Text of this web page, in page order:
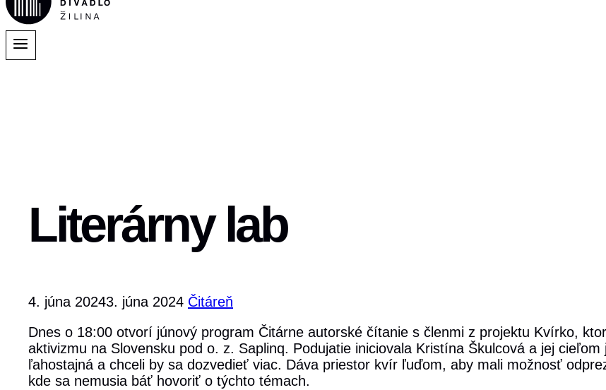
Literárny lab
4. júna 20243. júna 2024 Čitáreň
Dnes o 18:00 otvorí júnový program Čitárne autorské čítanie s členmi z projektu Kvírko,
aktivizmu na Slovensku pod o. z. Saplinq. Podujatie iniciovala Kristína Škulcová a jej
ľahostajná a chceli by sa dozvedieť viac. Dáva priestor kvír ľuďom, aby mali možnosť
kde sa nemusia báť hovoriť o týchto témach.